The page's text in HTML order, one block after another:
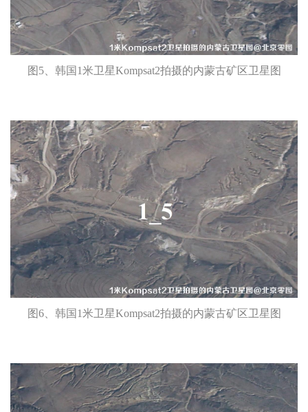
图5、韩国1米卫星Kompsat2拍摄的内蒙古矿区卫星图
图6、韩国1米卫星Kompsat2拍摄的内蒙古矿区卫星图